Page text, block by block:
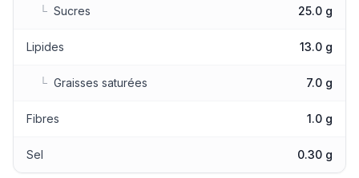
└ Sucres 25.0 g
Lipides 13.0 g
└ Graisses saturées 7.0 g
Fibres 1.0 g
Sel 0.30 g